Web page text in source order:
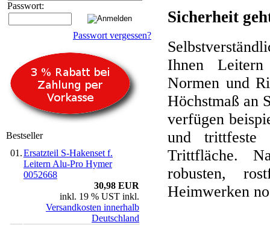
Passwort:
Passwort vergessen?
Bestseller
01.Ersatzteil S-Hakenset f.
Leitern Alu-Pro Hymer
0052668
30,98 EUR
inkl. 19 % UST inkl.
Versandkosten innerhalb
Deutschland
Sicherheit
Ihnen
Normen und
Höchstmaß an
verfügen
und trittfeste
Trittfläche.
robusten,
Heimwerken